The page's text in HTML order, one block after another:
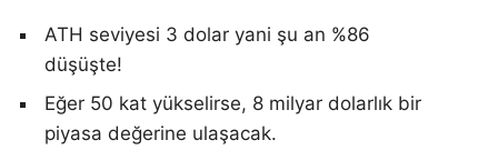
ATH seviyesi 3 dolar yani şu an %86
düşüşte!
Eğer 50 kat yükselirse, 8 milyar dolarlık bir
piyasa değerine ulaşacak.